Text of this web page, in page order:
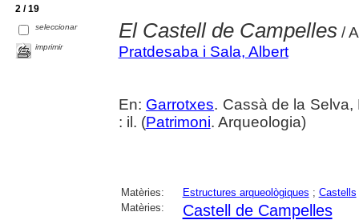
2 / 19
seleccionar
imprimir
El Castell de Campelles/
Pratdesaba i Sala, Albert
En: Garrotxes. Cassà de la Selva,
: il. (Patrimoni. Arqueologia)
Matèries: Estructures arqueològiques ; Castells
Matèries:
Castell de Campelles